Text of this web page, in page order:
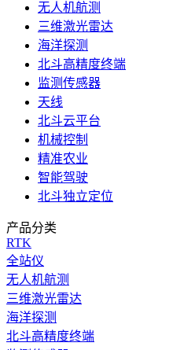
无人机航测
三维激光雷达
海洋探测
北斗高精度终端
监测传感器
天线
北斗云平台
机械控制
精准农业
智能驾驶
北斗独立定位
产品分类
RTK
全站仪
无人机航测
三维激光雷达
海洋探测
北斗高精度终端